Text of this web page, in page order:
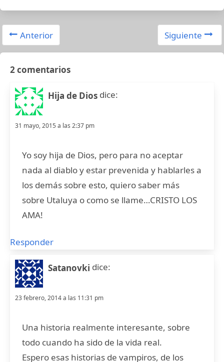
Anterior Siguiente
2 comentarios
Hija de Dios dice:
31 mayo, 2015 a las 2:37 pm
Yo soy hija de Dios, pero para no aceptar
nada al diablo y estar prevenida y hablarles a
los demás sobre esto, quiero saber más
sobre Utaluya o como se llame…CRISTO LOS
AMA!
Responder
Satanovki dice:
23 febrero, 2014 a las 11:31 pm
Una historia realmente interesante, sobre
todo cuando ha sido de la vida real.
Espero esas historias de vampiros, de los